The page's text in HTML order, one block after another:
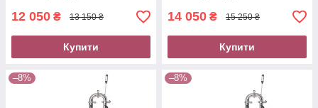
12 050 ₴ 13 150 ₴
Купити
14 050 ₴ 15 250 ₴
Купити
–8% –8%